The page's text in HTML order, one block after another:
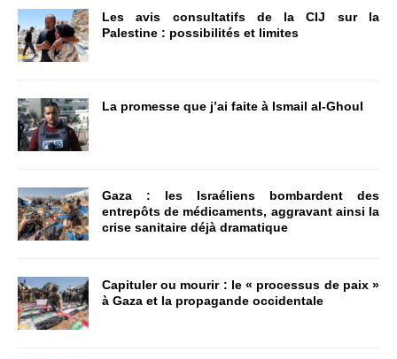
Les avis consultatifs de la CIJ sur la
Palestine : possibilités et limites
La promesse que j’ai faite à Ismail al-Ghoul
Gaza : les Israéliens bombardent des
entrepôts de médicaments, aggravant ainsi la
crise sanitaire déjà dramatique
Capituler ou mourir : le « processus de paix »
à Gaza et la propagande occidentale